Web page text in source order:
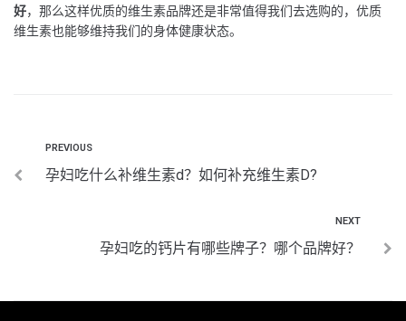
好，那么这样优质的维生素品牌还是非常值得我们去选购的，优质
维生素也能够维持我们的身体健康状态。
PREVIOUS
孕妇吃什么补维生素d？如何补充维生素D?
NEXT
孕妇吃的钙片有哪些牌子？哪个品牌好？